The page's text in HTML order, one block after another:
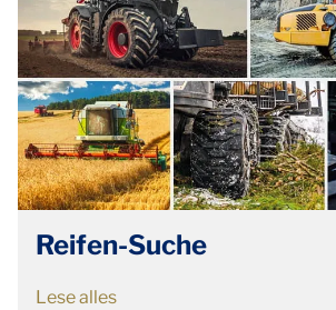
Reifen-Suche
Lese alles